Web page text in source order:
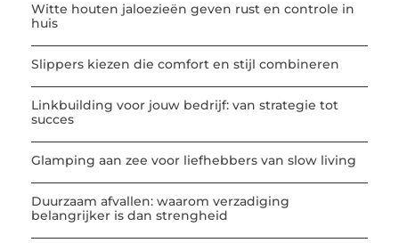
Witte houten jaloezieën geven rust en controle in
huis
Slippers kiezen die comfort en stijl combineren
Linkbuilding voor jouw bedrijf: van strategie tot
succes
Glamping aan zee voor liefhebbers van slow living
Duurzaam afvallen: waarom verzadiging
belangrijker is dan strengheid